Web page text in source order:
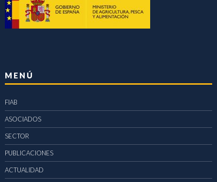
MENÚ
FIAB
ASOCIADOS
SECTOR
PUBLICACIONES
ACTUALIDAD